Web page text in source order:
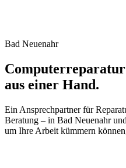
Bad Neuenahr
aus einer Hand.
Ein Ansprechpartner für
Beratung – in Bad Neuenahr
um Ihre Arbeit kümmern